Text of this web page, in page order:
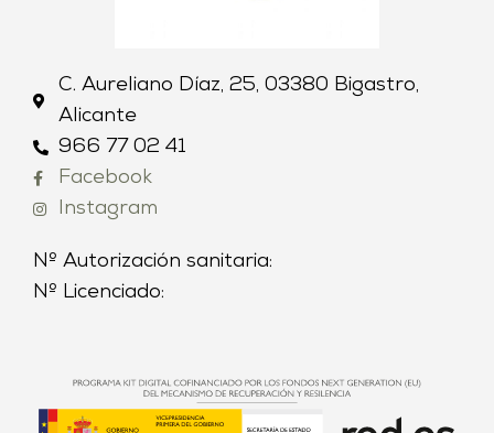
C. Aureliano Díaz, 25, 03380 Bigastro,
Alicante
966 77 02 41
Facebook
Instagram
Nº Autorización sanitaria:
Nº Licenciado: